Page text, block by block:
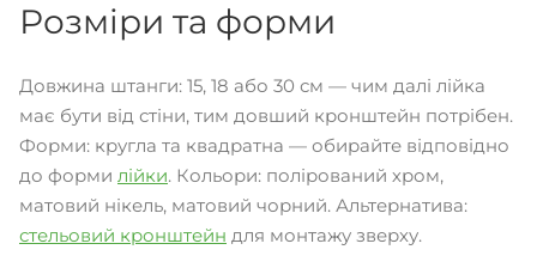
Розміри та форми
Довжина штанги: 15, 18 або 30 см — чим далі лійка
має бути від стіни, тим довший кронштейн потрібен.
Форми: кругла та квадратна — обирайте відповідно
до форми лійки. Кольори: полірований хром,
матовий нікель, матовий чорний. Альтернатива:
стельовий кронштейн для монтажу зверху.